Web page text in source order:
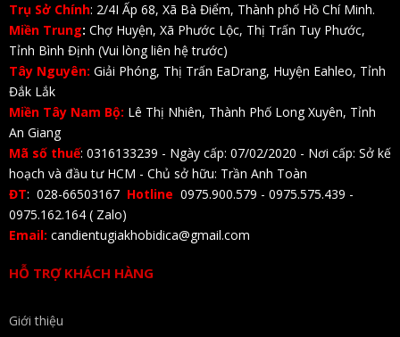
Trụ Sở Chính: 2/4I Ấp 68, Xã Bà Điểm, Thành phố Hồ Chí Minh.
Miền Trung: Chợ Huyện, Xã Phước Lộc, Thị Trấn Tuy Phước,
Tỉnh Bình Định (Vui lòng liên hệ trước)
Tây Nguyên: Giải Phóng, Thị Trấn EaDrang, Huyện Eahleo, Tỉnh
Đắk Lắk
Miền Tây Nam Bộ: Lê Thị Nhiên, Thành Phố Long Xuyên, Tỉnh
An Giang
Mã số thuế: 0316133239 - Ngày cấp: 07/02/2020 - Nơi cấp: Sở kế
hoạch và đầu tư HCM - Chủ sở hữu: Trần Anh Toàn
ĐT: 028-66503167 Hotline 0975.900.579 - 0975.575.439 -
0975.162.164 ( Zalo)
Email: candientugiakhobidica@gmail.com
HỖ TRỢ KHÁCH HÀNG
Giới thiệu